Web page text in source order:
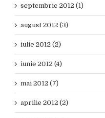
septembrie 2012 (1)
august 2012 (3)
iulie 2012 (2)
iunie 2012 (4)
mai 2012 (7)
aprilie 2012 (2)